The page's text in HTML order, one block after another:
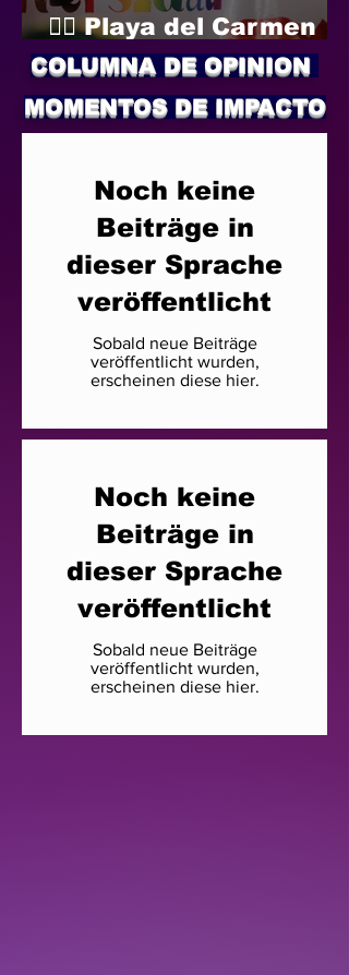
🏳️‍🌈 Playa del Carmen
zeigt sich stolz
COLUMNA DE OPINION
MOMENTOS DE IMPACTO
Noch keine
Beiträge in
dieser Sprache
veröffentlicht
Sobald neue Beiträge
veröffentlicht wurden,
erscheinen diese hier.
Noch keine
Beiträge in
dieser Sprache
veröffentlicht
Sobald neue Beiträge
veröffentlicht wurden,
erscheinen diese hier.